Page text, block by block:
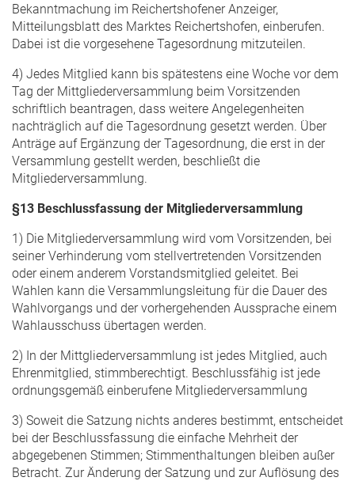
Bekanntmachung im Reichertshofener Anzeiger,
Mitteilungsblatt des Marktes Reichertshofen, einberufen.
Dabei ist die vorgesehene Tagesordnung mitzuteilen.
4) Jedes Mitglied kann bis spätestens eine Woche vor dem
Tag der Mittgliederversammlung beim Vorsitzenden
schriftlich beantragen, dass weitere Angelegenheiten
nachträglich auf die Tagesordnung gesetzt werden. Über
Anträge auf Ergänzung der Tagesordnung, die erst in der
Versammlung gestellt werden, beschließt die
Mitgliederversammlung.
§13 Beschlussfassung der Mitgliederversammlung
1) Die Mitgliederversammlung wird vom Vorsitzenden, bei
seiner Verhinderung vom stellvertretenden Vorsitzenden
oder einem anderem Vorstandsmitglied geleitet. Bei
Wahlen kann die Versammlungsleitung für die Dauer des
Wahlvorgangs und der vorhergehenden Aussprache einem
Wahlausschuss übertagen werden.
2) In der Mittgliederversammlung ist jedes Mitglied, auch
Ehrenmitglied, stimmberechtigt. Beschlussfähig ist jede
ordnungsgemäß einberufene Mitgliederversammlung
3) Soweit die Satzung nichts anderes bestimmt, entscheidet
bei der Beschlussfassung die einfache Mehrheit der
abgegebenen Stimmen; Stimmenthaltungen bleiben außer
Betracht. Zur Änderung der Satzung und zur Auflösung des